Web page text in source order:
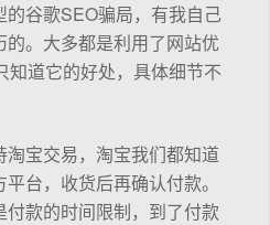
谷歌SEO骗局，有我自己
。大多都是利用了网站优
知道它的好处，具体细节不
宝交易，淘宝我们都知道
台，收货后再确认付款。
款的时间限制，到了付款